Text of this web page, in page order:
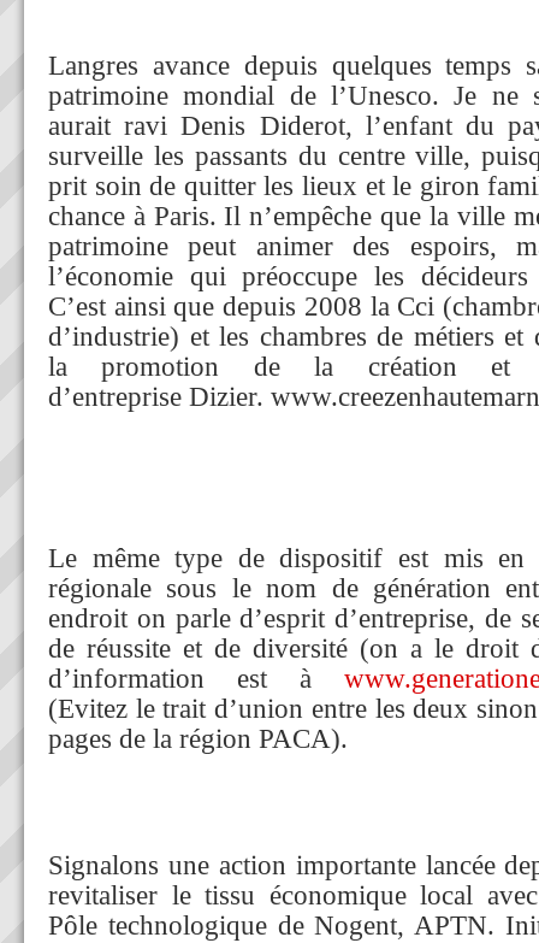
Langres avance depuis quelques temps
patrimoine mondial de l’Unesco. Je ne
aurait ravi Denis Diderot, l’enfant du
surveille les passants du centre ville,
prit soin de quitter les lieux et le giron
chance à Paris. Il n’empêche que la ville
patrimoine peut animer des espoirs,
l’économie qui préoccupe les
C’est ainsi que depuis 2008 la Cci
d’industrie) et les chambres de métiers et
la promotion de la création et
d’entreprise Dizier.
Le même type de dispositif est mis en
régionale sous le nom de génération
endroit on parle d’esprit d’entreprise, de
de réussite et de diversité (on a le droit
d’information est à
(Evitez le trait d’union entre les deux
pages de la région PACA).
Signalons une action importante lancée
revitaliser le tissu économique local
Pôle technologique de Nogent, APTN.